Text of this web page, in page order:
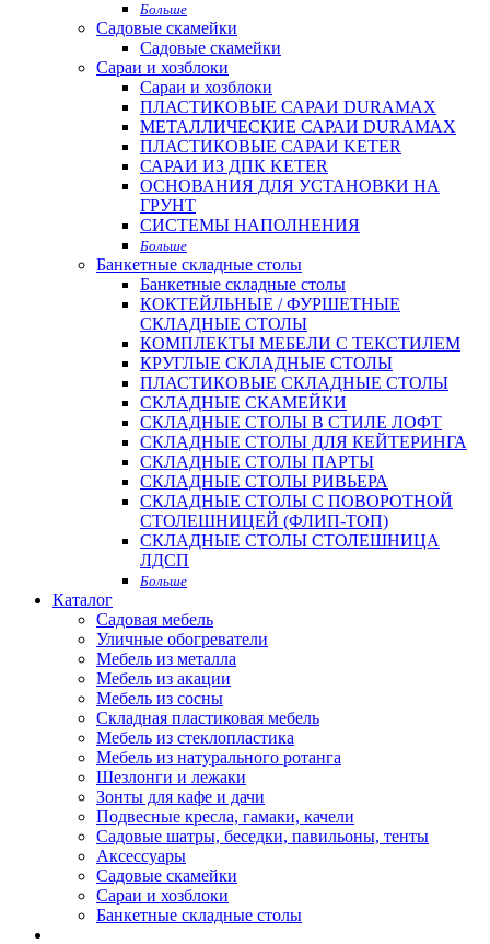
Больше
Садовые скамейки
Садовые скамейки
Сараи и хозблоки
Сараи и хозблоки
ПЛАСТИКОВЫЕ САРАИ DURAMAX
МЕТАЛЛИЧЕСКИЕ САРАИ DURAMAX
ПЛАСТИКОВЫЕ САРАИ KETER
САРАИ ИЗ ДПК KETER
ОСНОВАНИЯ ДЛЯ УСТАНОВКИ НА
ГРУНТ
СИСТЕМЫ НАПОЛНЕНИЯ
Больше
Банкетные складные столы
Банкетные складные столы
КОКТЕЙЛЬНЫЕ / ФУРШЕТНЫЕ
СКЛАДНЫЕ СТОЛЫ
КОМПЛЕКТЫ МЕБЕЛИ С ТЕКСТИЛЕМ
КРУГЛЫЕ СКЛАДНЫЕ СТОЛЫ
ПЛАСТИКОВЫЕ СКЛАДНЫЕ СТОЛЫ
СКЛАДНЫЕ СКАМЕЙКИ
СКЛАДНЫЕ СТОЛЫ В СТИЛЕ ЛОФТ
СКЛАДНЫЕ СТОЛЫ ДЛЯ КЕЙТЕРИНГА
СКЛАДНЫЕ СТОЛЫ ПАРТЫ
СКЛАДНЫЕ СТОЛЫ РИВЬЕРА
СКЛАДНЫЕ СТОЛЫ С ПОВОРОТНОЙ
СТОЛЕШНИЦЕЙ (ФЛИП-ТОП)
СКЛАДНЫЕ СТОЛЫ СТОЛЕШНИЦА
ЛДСП
Больше
Каталог
Садовая мебель
Уличные обогреватели
Мебель из металла
Мебель из акации
Мебель из сосны
Складная пластиковая мебель
Мебель из стеклопластика
Мебель из натурального ротанга
Шезлонги и лежаки
Зонты для кафе и дачи
Подвесные кресла, гамаки, качели
Садовые шатры, беседки, павильоны, тенты
Аксессуары
Садовые скамейки
Сараи и хозблоки
Банкетные складные столы